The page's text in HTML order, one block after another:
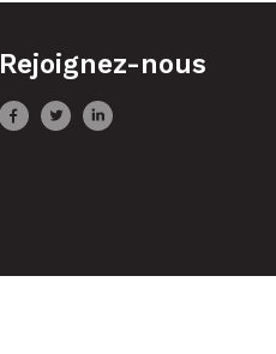
Rejoignez-nous